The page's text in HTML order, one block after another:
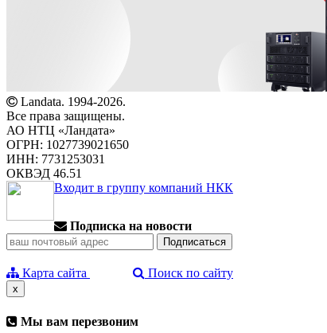
Landata. 1994-2026.
Все права защищены.
АО НТЦ «Ландата»
ОГРН: 1027739021650
ИНН: 7731253031
ОКВЭД 46.51
Входит в группу компаний НКК
Подписка на новости
Карта сайта Поиск по сайту
x
Мы вам перезвоним